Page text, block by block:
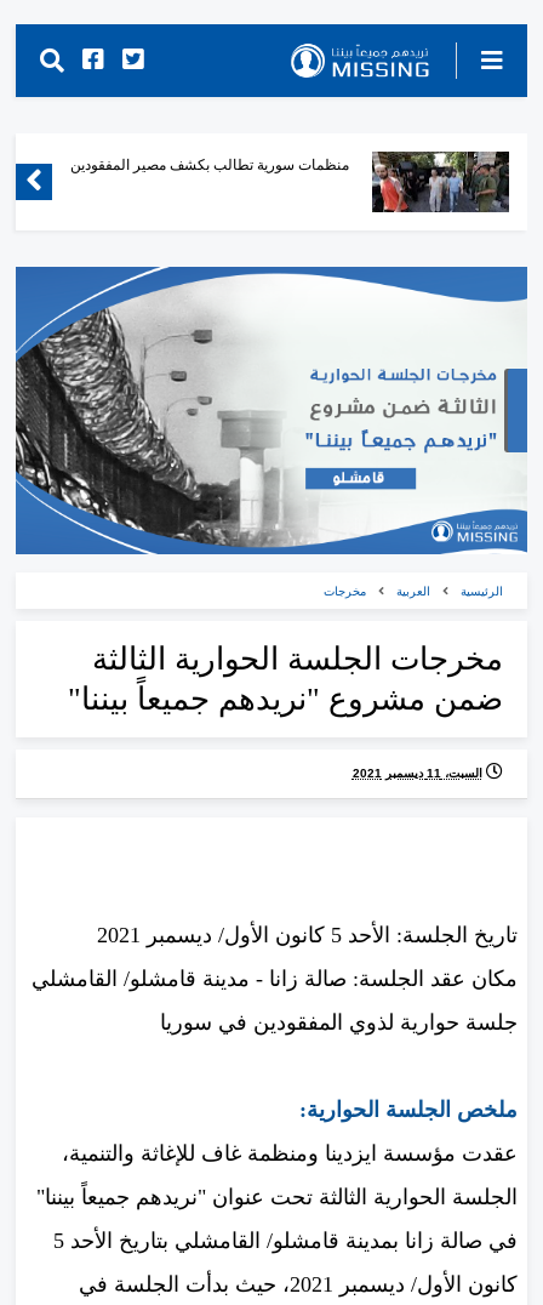
منظمات سورية تطالب بكشف مصير المفقودين
الرئيسية العربية مخرجات
مخرجات الجلسة الحوارية الثالثة
ضمن مشروع "نريدهم جميعاً بيننا"
السبت، 11 ديسمبر 2021
تاريخ الجلسة: الأحد 5 كانون الأول/ ديسمبر 2021
مكان عقد الجلسة: صالة زانا - مدينة قامشلو/ القامشلي
جلسة حوارية لذوي المفقودين في سوريا
ملخص الجلسة الحوارية:
عقدت مؤسسة ايزدينا ومنظمة غاف للإغاثة والتنمية،
الجلسة الحوارية الثالثة تحت عنوان "نريدهم جميعاً بيننا"
في صالة زانا بمدينة قامشلو/ القامشلي بتاريخ الأحد 5
كانون الأول/ ديسمبر 2021، حيث بدأت الجلسة في